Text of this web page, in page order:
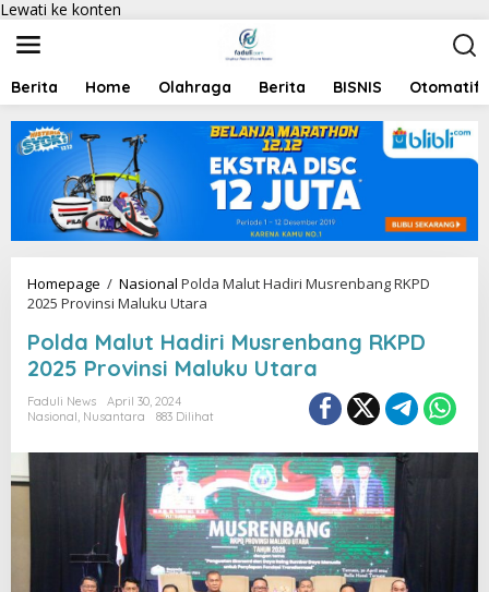
Lewati ke konten
Berita Home Olahraga Berita BISNIS Otomatif
Homepage / Nasional Polda Malut Hadiri Musrenbang RKPD
2025 Provinsi Maluku Utara
Polda Malut Hadiri Musrenbang RKPD
2025 Provinsi Maluku Utara
Faduli News
April 30, 2024
Nasional, Nusantara 883 Dilihat